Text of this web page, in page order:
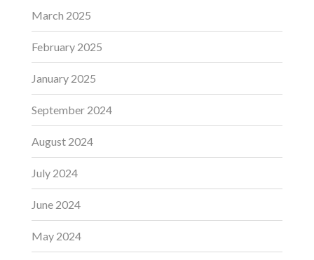
March 2025
February 2025
January 2025
September 2024
August 2024
July 2024
June 2024
May 2024